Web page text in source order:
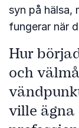
syn på hälsa,
fungerar när
Hur
och
ville